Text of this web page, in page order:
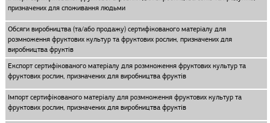
призначених для споживання людьми
Обсяги виробництва (та/або продажу) сертифікованого матеріалу для
розмноження фруктових культур та фруктових рослин, призначених для
виробництва фруктів
Експорт сертифікованого матеріалу для розмноження фруктових культур та
фруктових рослин, призначених для виробництва фруктів
Імпорт сертифікованого матеріалу для розмноження фруктових культур та
фруктових рослин, призначених для виробництва фруктів